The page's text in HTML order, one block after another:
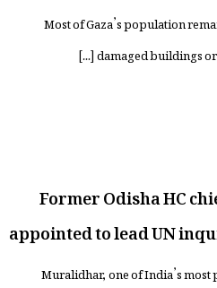
Most of Gaza’s population
damaged buildings or
Former Odisha HC
appointed to lead UN
Muralidhar, one of India’s